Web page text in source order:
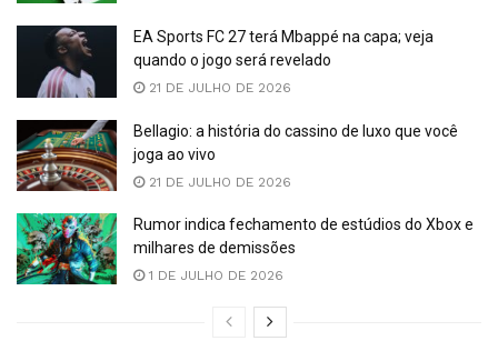
EA Sports FC 27 terá Mbappé na capa; veja
quando o jogo será revelado
21 DE JULHO DE 2026
Bellagio: a história do cassino de luxo que você
joga ao vivo
21 DE JULHO DE 2026
Rumor indica fechamento de estúdios do Xbox e
milhares de demissões
1 DE JULHO DE 2026